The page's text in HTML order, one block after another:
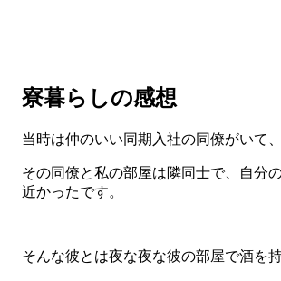
寮暮らしの感想
当時は仲のいい同期入社の同僚がいて
その同僚と私の部屋は隣同士で、自分
近かったです。
そんな彼とは夜な夜な彼の部屋で酒を